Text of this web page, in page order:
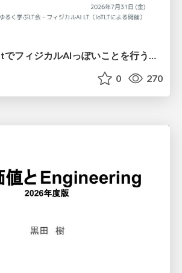
toio・myCobotでフィジカルAIっぽいことを行うための検討（とりあえず調査） / フィジカルAI LT（IoTLTによる開催）
0 270